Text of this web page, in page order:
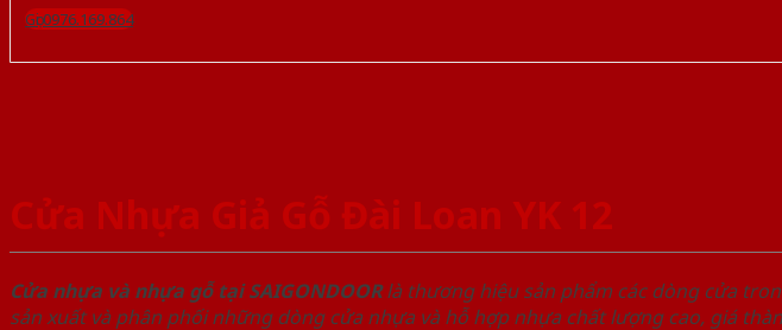
Gọi 0976.169.864
Cửa Nhựa Giả Gỗ Đài Loan YK 12
Cửa nhựa và nhựa gỗ tại SAIGONDOORlà thương hiệu sản phẩm các dòng cửa
sản xuất và phân phối những dòng cửa nhựa và hỗ hợp nhựa chất lượng cao, giá